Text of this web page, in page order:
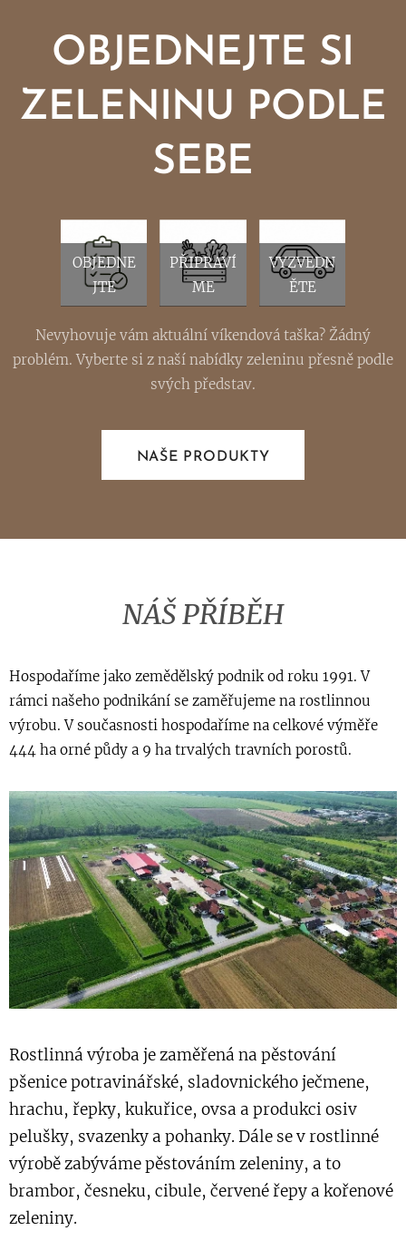
OBJEDNEJTE SI
ZELENINU PODLE
SEBE
OBJEDNE
JTE
PŘIPRAVÍ
ME
VYZVEDN
ĚTE
Nevyhovuje vám aktuální víkendová taška? Žádný
problém. Vyberte si z naší nabídky zeleninu přesně podle
svých představ.
NAŠE PRODUKTY
NÁŠ PŘÍBĚH
Hospodaříme jako zemědělský podnik od roku 1991. V
rámci našeho podnikání se zaměřujeme na rostlinnou
výrobu. V současnosti hospodaříme na celkové výměře
444 ha orné půdy a 9 ha trvalých travních porostů.
Rostlinná výroba je zaměřená na pěstování
pšenice potravinářské, sladovnického ječmene,
hrachu, řepky, kukuřice, ovsa a produkci osiv
pelušky, svazenky a pohanky. Dále se v rostlinné
výrobě zabýváme pěstováním zeleniny, a to
brambor, česneku, cibule, červené řepy a kořenové
zeleniny.